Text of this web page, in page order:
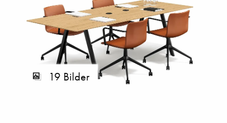
19 Bilder